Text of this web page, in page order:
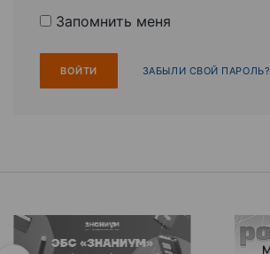
Запомнить меня
ЗАБЫЛИ СВОЙ ПАРОЛЬ?